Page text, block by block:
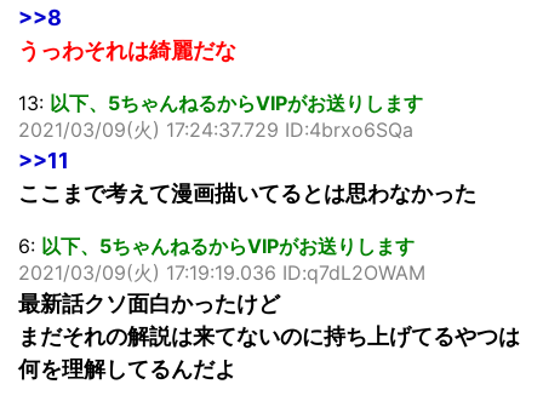
>>8
うっわそれは綺麗だな
13: 以下、5ちゃんねるからVIPがお送りします
2021/03/09(火) 17:24:37.729 ID:4brxo6SQa
>>11
ここまで考えて漫画描いてるとは思わなかった
6: 以下、5ちゃんねるからVIPがお送りします
2021/03/09(火) 17:19:19.036 ID:q7dL2OWAM
最新話クソ面白かったけど
まだそれの解説は来てないのに持ち上げてるやつは
何を理解してるんだよ